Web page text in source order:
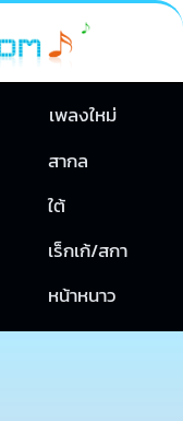
เพลงใหม่
สากล
ใต้
เร็กเก้/สกา
หน้าหนาว